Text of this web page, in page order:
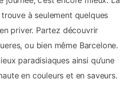
à seulement quelques
priver. Partez découvrir
ou bien même Barcelone.
paradisiaques ainsi qu’une
en couleurs et en saveurs.